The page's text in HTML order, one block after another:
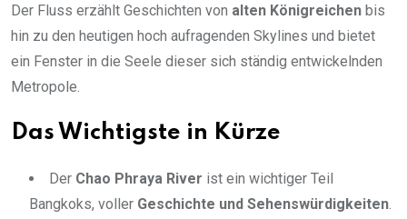
Der Fluss erzählt Geschichten von alten Königreichen bis
hin zu den heutigen hoch aufragenden Skylines und bietet
ein Fenster in die Seele dieser sich ständig entwickelnden
Metropole.
Das Wichtigste in Kürze
Der Chao Phraya River ist ein wichtiger Teil
Bangkoks, voller Geschichte und Sehenswürdigkeiten